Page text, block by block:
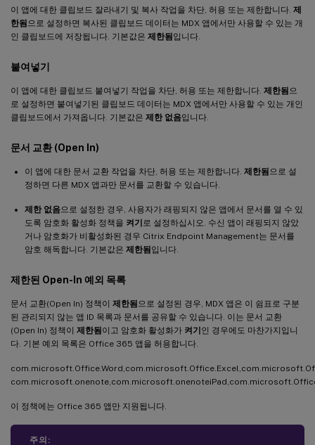
이 앱에 대한 클립보드 잘라내기 및 복사 작업을 차단, 허용 또는 제한합니다. 제
한됨 으로 설정하면 복사된 클립보드 데이터는 MDX 앱에서만 사용할 수 있는 개
인 클립보드에 저장됩니다. 기본값은 제한됨입니다.
붙여넣기
이 앱에 대한 클립보드 붙여넣기 작업을 차단, 허용 또는 제한합니다. 제한됨 으
로 설정하면 붙여넣기된 클립보드 데이터는 MDX 앱에서만 사용할 수 있는 개인
클립보드에서 가져옵니다. 기본값은 제한 없음입니다.
문서 교환 (Open In)
이 앱에 대한 문서 교환 작업을 차단, 허용 또는 제한합니다. 제한됨 으로 설
정하면 다른 MDX 앱과만 문서를 교환할 수 있습니다.
제한 없음으로 설정한 경우, 사용자가 래핑되지 않은 앱에서 문서를 열 수 있
도록 암호화 활성화 정책을 켜기 로 설정하십시오. 수신 앱이 래핑되지 않았
거나 암호화가 비활성화된 경우 Citrix Endpoint Management는 문서를
암호 해독합니다. 기본값은 제한됨입니다.
제한된 Open-In 예외 목록
문서 교환(Open In) 정책이 제한됨 으로 설정된 경우, MDX 앱은 이 쉼표로 구분
된 관리되지 않는 앱 ID 목록과 문서를 공유할 수 있습니다. 이는 문서 교환
(Open In) 정책이 제한됨이고 암호화 활성화가 켜기인 경우에도 마찬가지입니
다. 기본 예외 목록은 Office 365 앱을 허용합니다.
이 정책에는 Office 365 앱만 지원됩니다.
주의: